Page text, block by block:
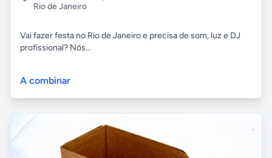
Rio de Janeiro
Vai fazer festa no Rio de Janeiro e precisa de som, luz e DJ
profissional? Nós...
A combinar